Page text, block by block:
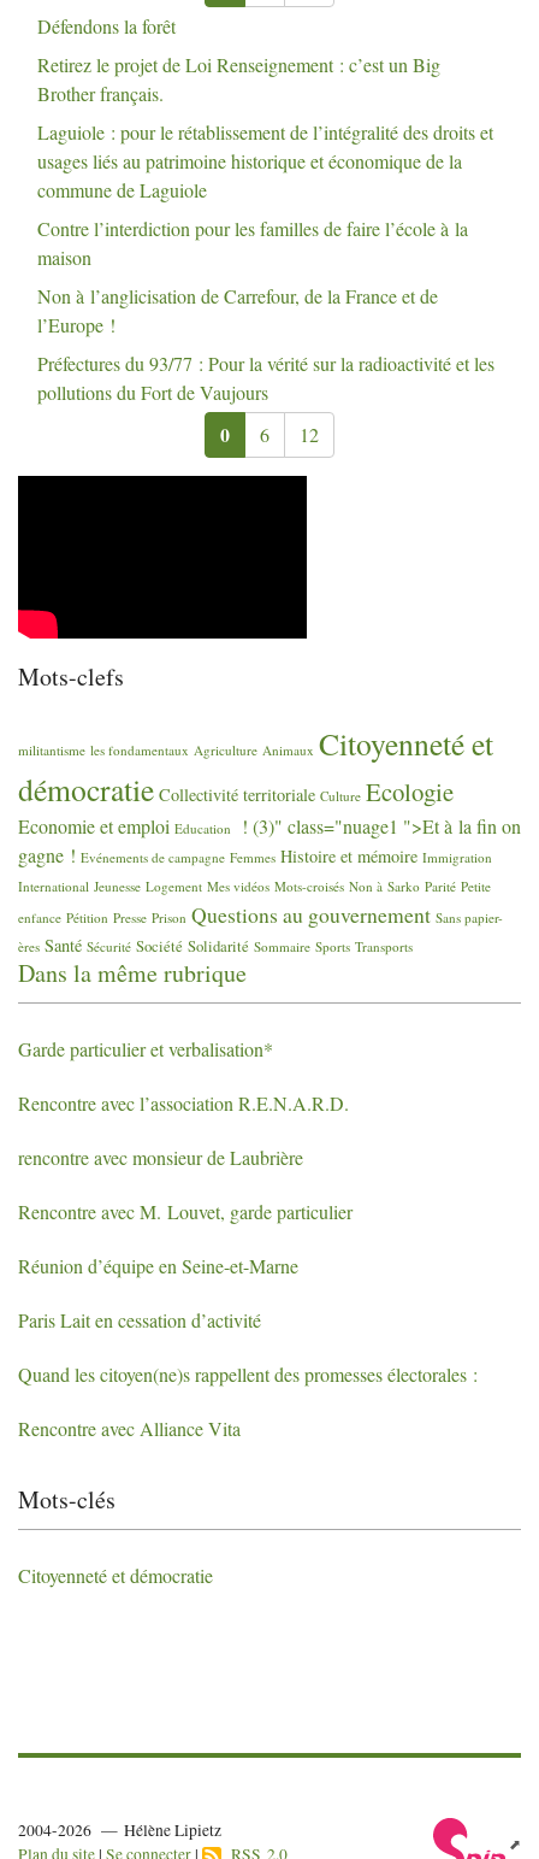
Défendons la forêt
Retirez le projet de Loi Renseignement : c’est un Big
Brother français.
Laguiole : pour le rétablissement de l’intégralité des droits et
usages liés au patrimoine historique et économique de la
commune de Laguiole
Contre l’interdiction pour les familles de faire l’école à la
maison
Non à l’anglicisation de Carrefour, de la France et de
l’Europe !
Préfectures du 93/77 : Pour la vérité sur la radioactivité et les
pollutions du Fort de Vaujours
0 6 12
Mots-clefs
militantisme les fondamentaux Agriculture Animaux Citoyenneté et
démocratie Collectivité territoriale Culture Ecologie
Economie et emploi Education
! (3)" class="nuage1 ">Et à la fin on
gagne ! Evénements de campagne Femmes Histoire et mémoire Immigration
International Jeunesse Logement Mes vidéos Mots-croisés Non à Sarko Parité Petite
enfance Pétition Presse Prison Questions au gouvernement Sans papier-
ères Santé Sécurité Société Solidarité Sommaire Sports Transports
Dans la même rubrique
Garde particulier et verbalisation*
Rencontre avec l’association R.E.N.A.R.D.
rencontre avec monsieur de Laubrière
Rencontre avec M. Louvet, garde particulier
Réunion d’équipe en Seine-et-Marne
Paris Lait en cessation d’activité
Quand les citoyen(ne)s rappellent des promesses électorales :
Rencontre avec Alliance Vita
Mots-clés
Citoyenneté et démocratie
2004-2026 — Hélène Lipietz
Plan du site | Se connecter | RSS 2.0